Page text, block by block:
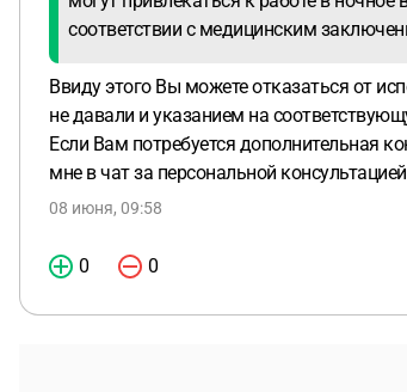
соответствии с медицинским
Ввиду этого Вы можете отказаться от
не давали и указанием на
Если Вам потребуется дополнительная
мне в чат за персональной
08 июня, 09:58
0 0